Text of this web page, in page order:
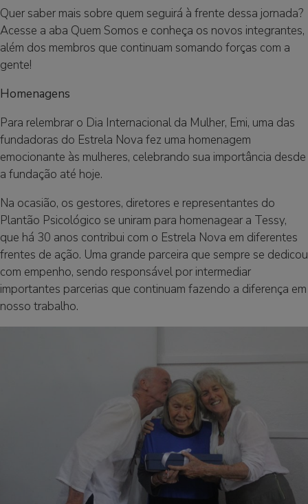
Quer saber mais sobre quem seguirá à frente dessa jornada?
Acesse a aba Quem Somos e conheça os novos integrantes,
além dos membros que continuam somando forças com a
gente!
Homenagens
Para relembrar o Dia Internacional da Mulher, Emi, uma das
fundadoras do Estrela Nova fez uma homenagem
emocionante às mulheres, celebrando sua importância desde
a fundação até hoje.
Na ocasião, os gestores, diretores e representantes do
Plantão Psicológico se uniram para homenagear a Tessy,
que há 30 anos contribui com o Estrela Nova em diferentes
frentes de ação. Uma grande parceira que sempre se dedicou
com empenho, sendo responsável por intermediar
importantes parcerias que continuam fazendo a diferença em
nosso trabalho.